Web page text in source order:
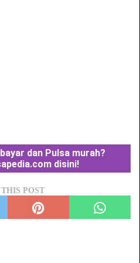
dan Pulsa murah?
disini!
POST